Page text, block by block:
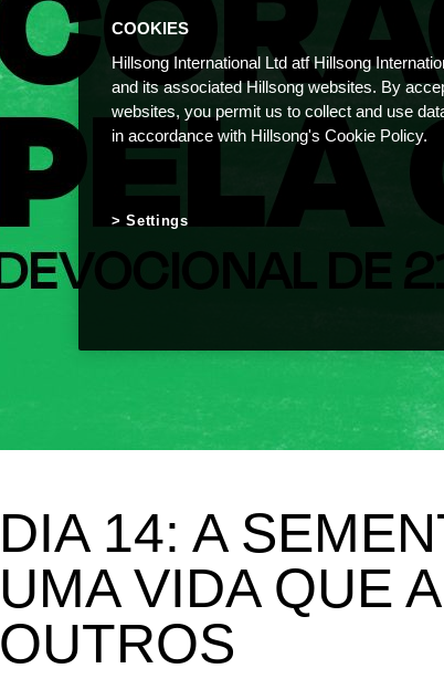
DIA 14: A
UMA VIDA QUE
OUTROS
COOKIES
Hillsong International Ltd atf Hillsong
and its associated Hillsong websites. By
websites, you permit us to collect and use
in accordance with Hillsong's Cookie Policy.
Settings